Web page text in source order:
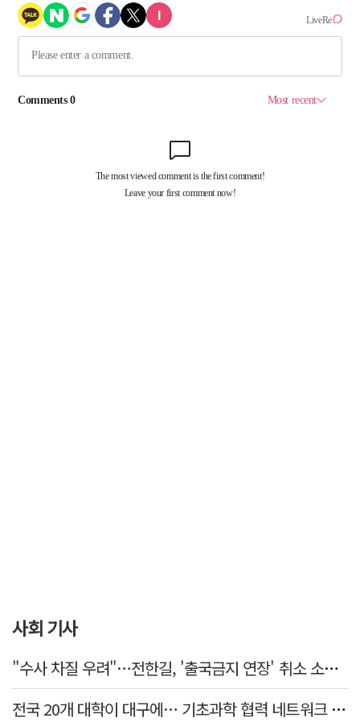
사회 기사
"수사 차질 우려"…전한길, '출국금지 연장' 취소 소송 패소
전국 20개 대학이 대구에… 기초과학 협력 네트워크 출범하다